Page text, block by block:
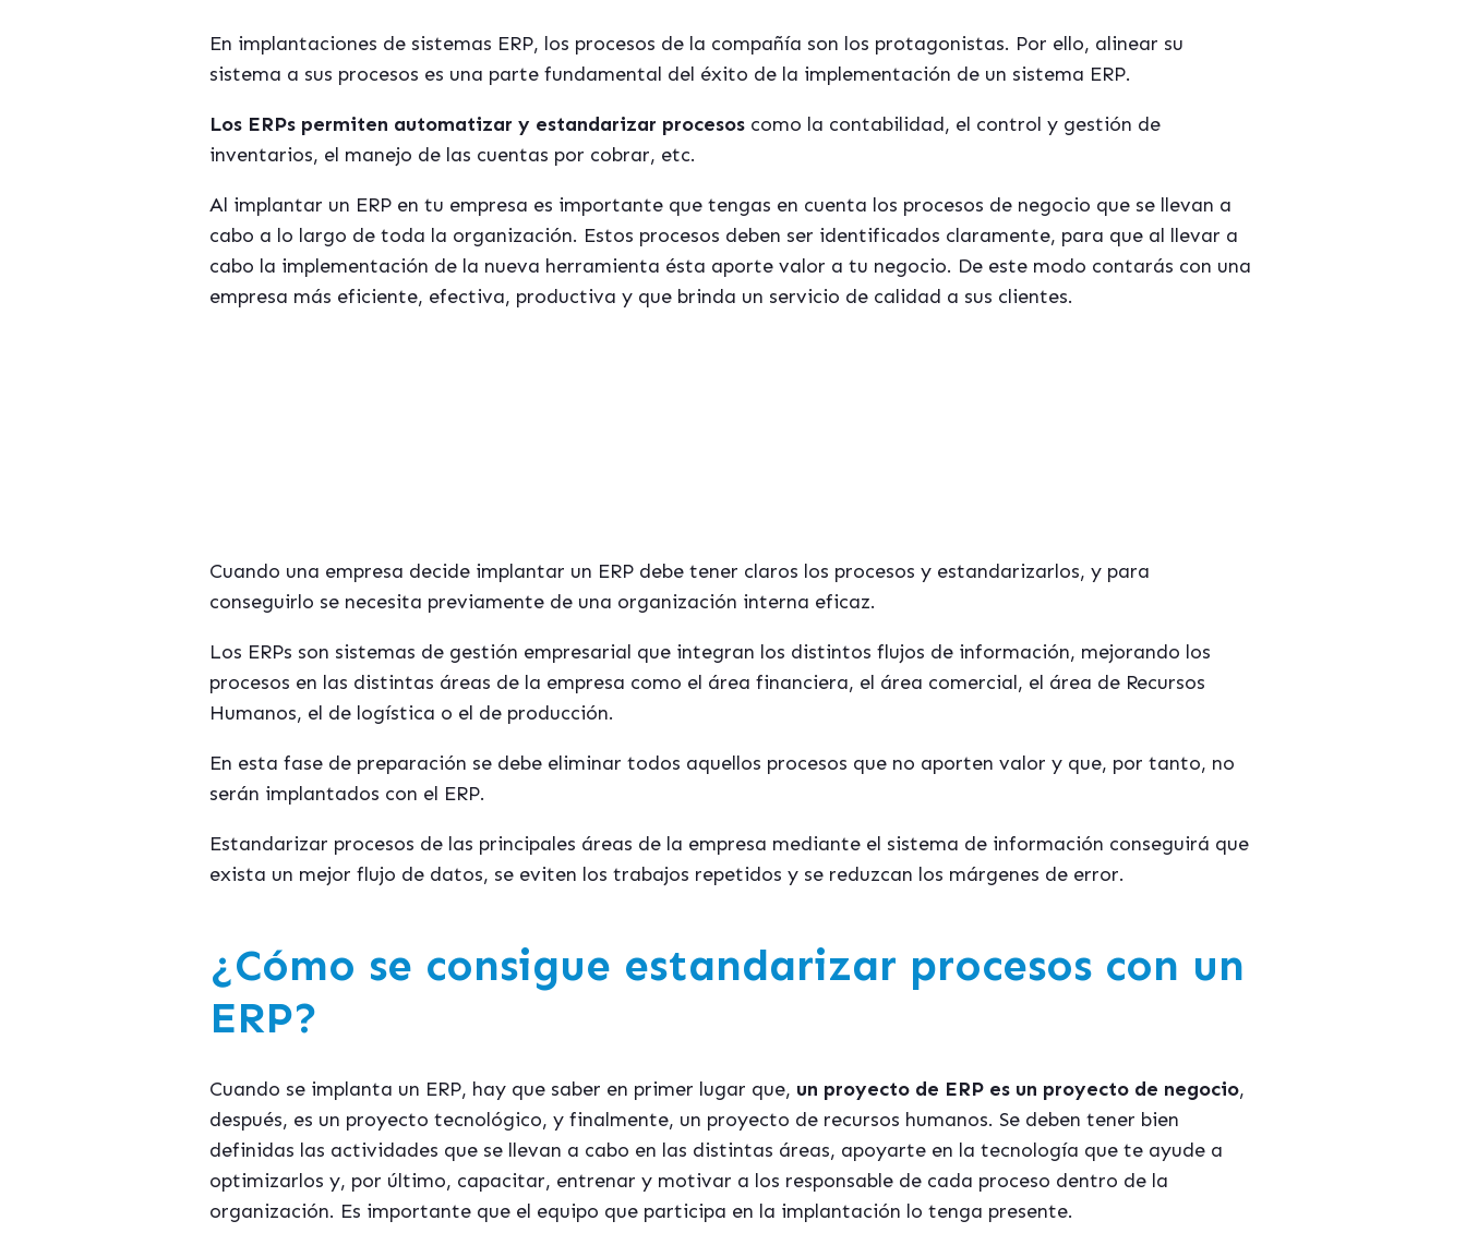
En implantaciones de sistemas ERP, los procesos de la compañía son los protagonistas. Por ello, alinear su
sistema a sus procesos es una parte fundamental del éxito de la implementación de un sistema ERP.
Los ERPs permiten automatizar y estandarizar procesos como la contabilidad, el control y gestión de
inventarios, el manejo de las cuentas por cobrar, etc.
Al implantar un ERP en tu empresa es importante que tengas en cuenta los procesos de negocio que se llevan a
cabo a lo largo de toda la organización. Estos procesos deben ser identificados claramente, para que al llevar a
cabo la implementación de la nueva herramienta ésta aporte valor a tu negocio. De este modo contarás con una
empresa más eficiente, efectiva, productiva y que brinda un servicio de calidad a sus clientes.
Cuando una empresa decide implantar un ERP debe tener claros los procesos y estandarizarlos, y para
conseguirlo se necesita previamente de una organización interna eficaz.
Los ERPs son sistemas de gestión empresarial que integran los distintos flujos de información, mejorando los
procesos en las distintas áreas de la empresa como el área financiera, el área comercial, el área de Recursos
Humanos, el de logística o el de producción.
En esta fase de preparación se debe eliminar todos aquellos procesos que no aporten valor y que, por tanto, no
serán implantados con el ERP.
Estandarizar procesos de las principales áreas de la empresa mediante el sistema de información conseguirá que
exista un mejor flujo de datos, se eviten los trabajos repetidos y se reduzcan los márgenes de error.
¿Cómo se consigue estandarizar procesos con un
ERP?
Cuando se implanta un ERP, hay que saber en primer lugar que, un proyecto de ERP es un proyecto de negocio,
después, es un proyecto tecnológico, y finalmente, un proyecto de recursos humanos. Se deben tener bien
definidas las actividades que se llevan a cabo en las distintas áreas, apoyarte en la tecnología que te ayude a
optimizarlos y, por último, capacitar, entrenar y motivar a los responsable de cada proceso dentro de la
organización. Es importante que el equipo que participa en la implantación lo tenga presente.